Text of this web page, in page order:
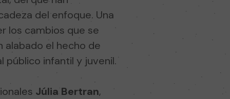
del enfoque. Una
los cambios que se
alabado el hecho de
público infantil y juvenil.
Júlia Bertran,